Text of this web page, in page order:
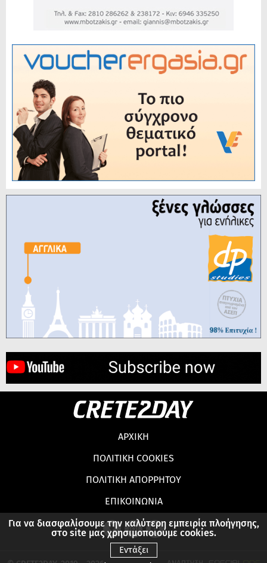
Για να διασφαλίσουμε την καλύτερη εμπειρία πλοήγησης,
στο site μας χρησιμοποιούμε cookies.
Εντάξει
ΑΡΧΙΚΗ
ΠΟΛΙΤΙΚΗ COOKIES
ΠΟΛΙΤΙΚΗ ΑΠΟΡΡΗΤΟΥ
ΕΠΙΚΟΙΝΩΝΙΑ